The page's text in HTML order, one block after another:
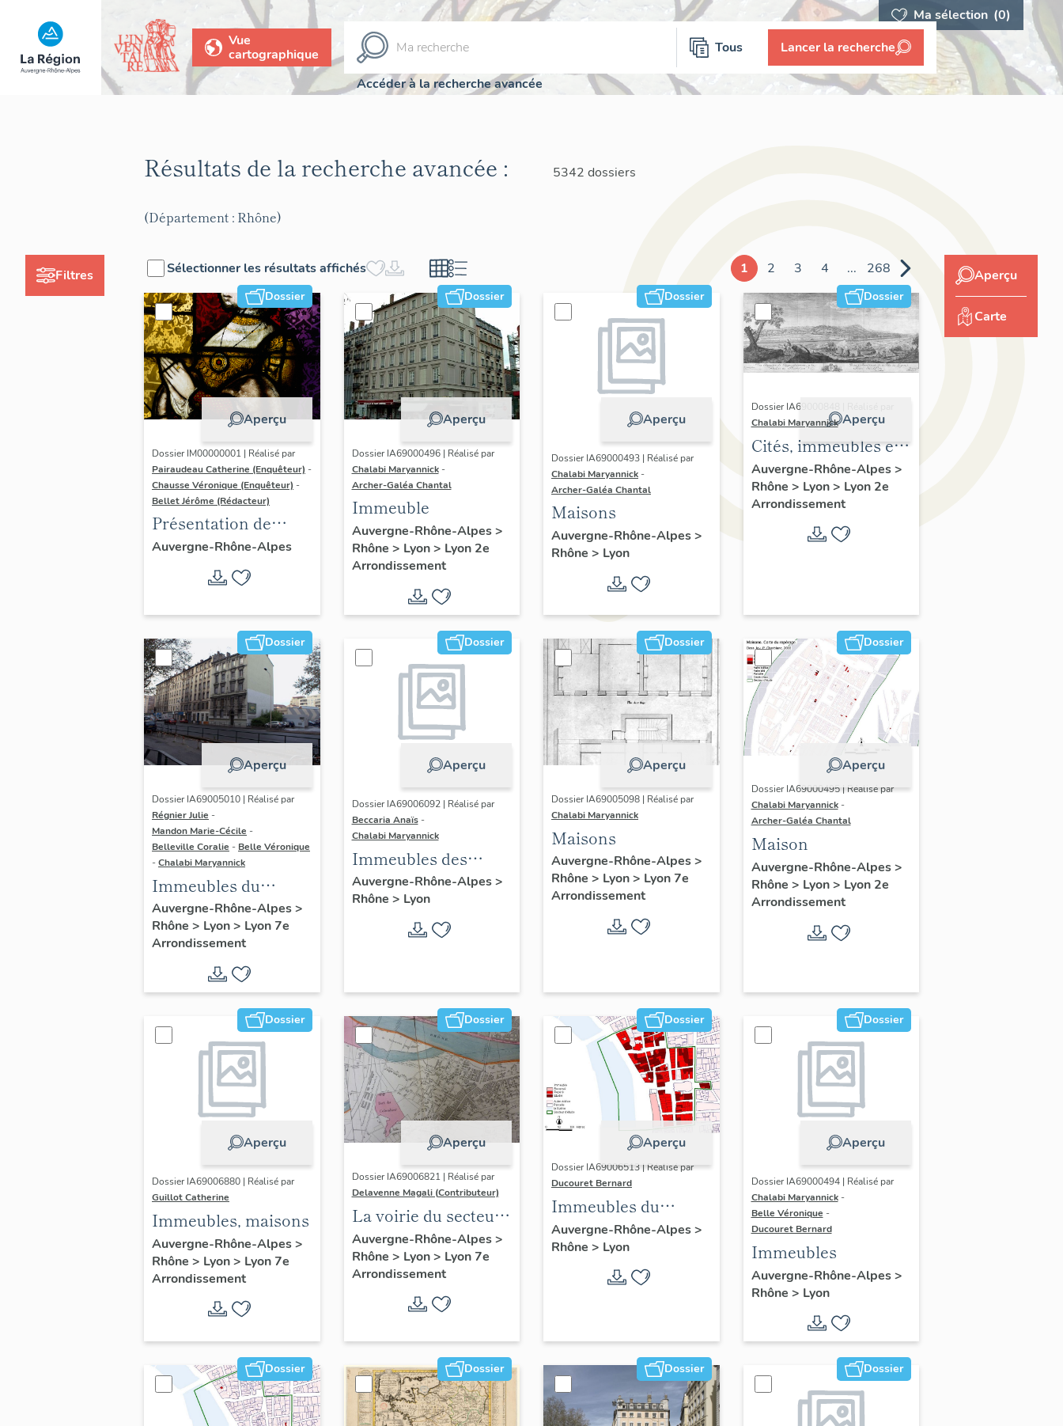
Ma sélection (0)
Vue
cartographique
Tous Lancer la recherche
Accéder à la recherche avancée
Filtres
Résultats de la recherche avancée : 5342 dossiers
(Département : Rhône)
Sélectionner les résultats affichés 1 2 3 4 ... 268
Dossier
Aperçu
Dossier IM00000001 | Réalisé par
Pairaudeau Catherine (Enquêteur) -
Chausse Véronique (Enquêteur) -
Bellet Jérôme (Rédacteur)
Présentation de
l'opération
d'inventaire du
vitrail ancien de
Rhône-Alpes (corpus
vitrearum)
Auvergne-Rhône-Alpes
Dossier
Aperçu
Dossier IA69000496 | Réalisé par
Chalabi Maryannick -
Archer-Galéa Chantal
Immeuble
Auvergne-Rhône-Alpes>
Rhône > Lyon> Lyon 2e
Arrondissement
Dossier
Aperçu
Dossier IA69000493 | Réalisé par
Chalabi Maryannick -
Archer-Galéa Chantal
Maisons
Auvergne-Rhône-Alpes>
Rhône > Lyon
Dossier
Aperçu
Dossier IA69000848 | Réalisé par
Chalabi Maryannick
Cités, immeubles et
maisons. Ensemble
de l'habitat du
Confluent
Auvergne-Rhône-Alpes>
Rhône > Lyon> Lyon 2e
Arrondissement
Dossier
Aperçu
Dossier IA69005010 | Réalisé par
Régnier Julie -
Mandon Marie-Cécile -
Belleville Coralie - Belle Véronique
-Chalabi Maryannick
Immeubles du
secteur d'étude La
Guillotière
Auvergne-Rhône-Alpes>
Rhône > Lyon> Lyon 7e
Arrondissement
Dossier
Aperçu
Dossier IA69006092 | Réalisé par
Beccaria Anaïs -
Chalabi Maryannick
Immeubles des
Années Trente de la
rive gauche
Auvergne-Rhône-Alpes>
Rhône > Lyon
Dossier
Aperçu
Dossier IA69005098 | Réalisé par
Chalabi Maryannick
Maisons
Auvergne-Rhône-Alpes>
Rhône > Lyon> Lyon 7e
Arrondissement
Dossier
Aperçu
Dossier IA69000495 | Réalisé par
Chalabi Maryannick -
Archer-Galéa Chantal
Maison
Auvergne-Rhône-Alpes>
Rhône > Lyon> Lyon 2e
Arrondissement
Dossier
Aperçu
Dossier IA69006880 | Réalisé par
Guillot Catherine
Immeubles, maisons
Auvergne-Rhône-Alpes>
Rhône > Lyon> Lyon 7e
Arrondissement
Dossier
Aperçu
Dossier IA69006821 | Réalisé par
Delavenne Magali (Contributeur)
La voirie du secteur
d'étude "Saint-
André" (Lyon 7e)
Auvergne-Rhône-Alpes>
Rhône > Lyon> Lyon 7e
Arrondissement
Dossier
Aperçu
Dossier IA69006513 | Réalisé par
Ducouret Bernard
Immeubles du
quartier Saint-Nizier
Auvergne-Rhône-Alpes>
Rhône > Lyon
Dossier
Aperçu
Dossier IA69000494 | Réalisé par
Chalabi Maryannick -
Belle Véronique -
Ducouret Bernard
Immeubles
Auvergne-Rhône-Alpes>
Rhône > Lyon
Dossier Dossier Dossier Dossier
Aperçu
Carte